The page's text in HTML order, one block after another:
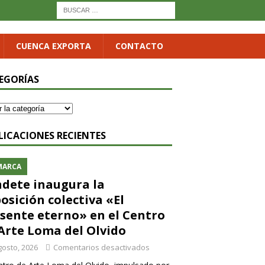
CUENCA EXPORTA CONTACTO
RECIENTES
inaugura la
colectiva «El
eterno» en el Centro
Loma del Olvido
2026 Comentarios desactivados